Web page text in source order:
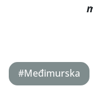
#Međimurska